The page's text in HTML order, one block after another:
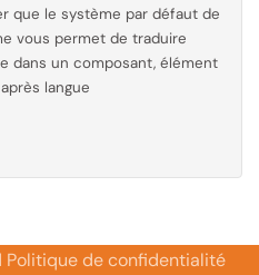
que le système par défaut de
vous permet de traduire
dans un composant, élément
langue
de confidentialité